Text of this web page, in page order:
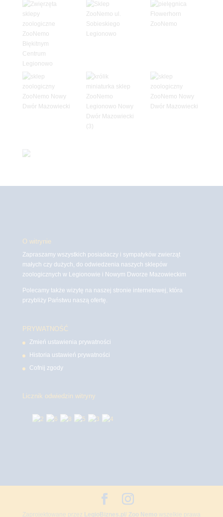
O witrynie
Zapraszamy wszystkich posiadaczy i sympatyków zwierząt
małych czy dużych, do odwiedzenia naszych sklepów
zoologicznych w Legionowie i Nowym Dworze Mazowieckim
Polecamy także wizytę na naszej stronie internetowej, która
przybliży Państwu naszą ofertę.
PRYWATNOŚĆ
Zmień ustawienia prywatności
Historia ustawień prywatności
Cofnij zgody
Licznik odwiedzin witryny
Zaprojektowane przez LegioBiznes.pl / Zoo Nemowszelkie prawa